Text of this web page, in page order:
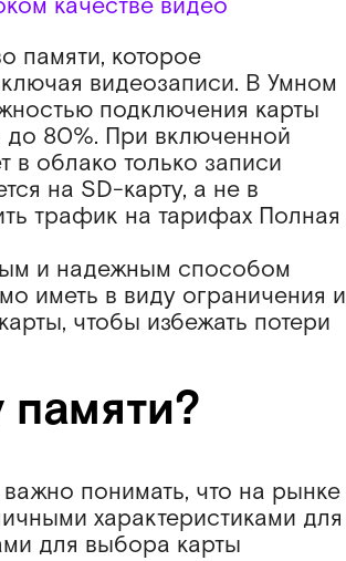
качестве видео
памяти, которое
видеозаписи. В Умном
подключения карты
до 80%. При включенной
в облако только записи
на SD-карту, а не в
трафик на тарифах Полная
и надежным способом
иметь в виду ограничения и
чтобы избежать потери
памяти?
понимать, что на рынке
характеристиками для
для выбора карты